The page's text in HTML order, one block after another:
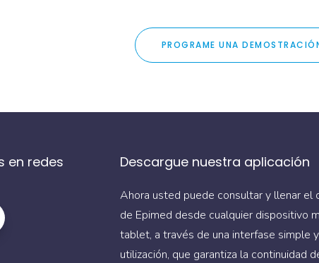
PROGRAME UNA
en redes
Descargue nuestra aplicación
Ahora usted puede consultar y llenar el
de Epimed desde cualquier dispositivo
tablet, a través de una interfase simple
utilización, que garantiza la continuidad